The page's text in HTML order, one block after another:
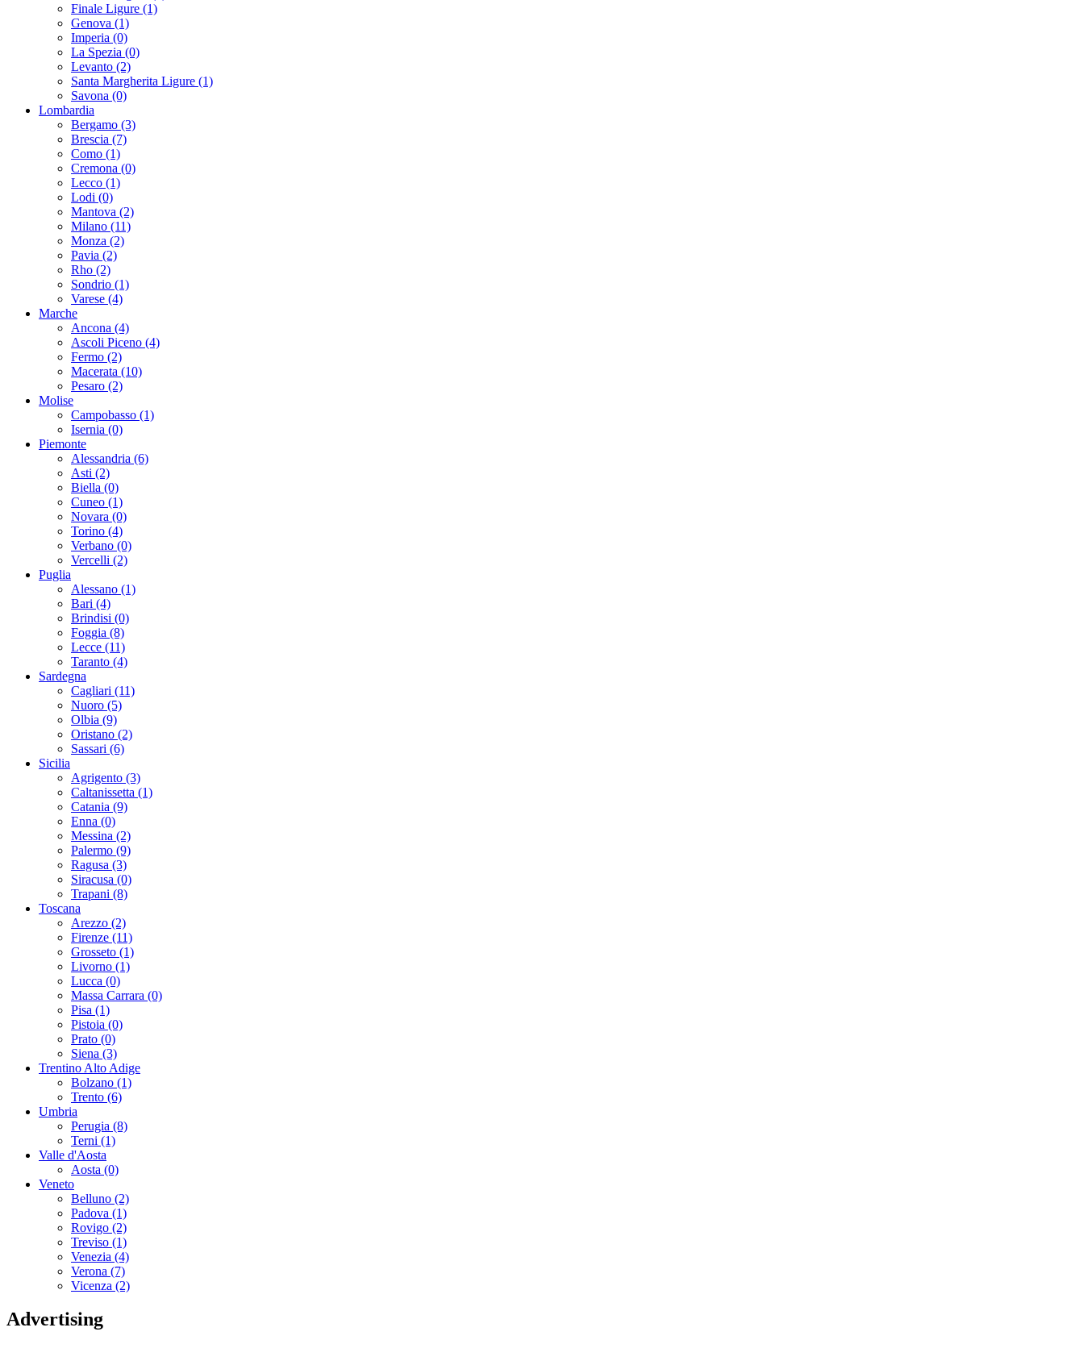
Finale Ligure (1)
Genova (1)
Imperia (0)
La Spezia (0)
Levanto (2)
Santa Margherita Ligure (1)
Savona (0)
Lombardia
Bergamo (3)
Brescia (7)
Como (1)
Cremona (0)
Lecco (1)
Lodi (0)
Mantova (2)
Milano (11)
Monza (2)
Pavia (2)
Rho (2)
Sondrio (1)
Varese (4)
Marche
Ancona (4)
Ascoli Piceno (4)
Fermo (2)
Macerata (10)
Pesaro (2)
Molise
Campobasso (1)
Isernia (0)
Piemonte
Alessandria (6)
Asti (2)
Biella (0)
Cuneo (1)
Novara (0)
Torino (4)
Verbano (0)
Vercelli (2)
Puglia
Alessano (1)
Bari (4)
Brindisi (0)
Foggia (8)
Lecce (11)
Taranto (4)
Sardegna
Cagliari (11)
Nuoro (5)
Olbia (9)
Oristano (2)
Sassari (6)
Sicilia
Agrigento (3)
Caltanissetta (1)
Catania (9)
Enna (0)
Messina (2)
Palermo (9)
Ragusa (3)
Siracusa (0)
Trapani (8)
Toscana
Arezzo (2)
Firenze (11)
Grosseto (1)
Livorno (1)
Lucca (0)
Massa Carrara (0)
Pisa (1)
Pistoia (0)
Prato (0)
Siena (3)
Trentino Alto Adige
Bolzano (1)
Trento (6)
Umbria
Perugia (8)
Terni (1)
Valle d'Aosta
Aosta (0)
Veneto
Belluno (2)
Padova (1)
Rovigo (2)
Treviso (1)
Venezia (4)
Verona (7)
Vicenza (2)
Advertising